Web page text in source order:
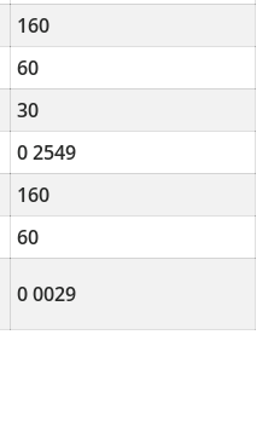
160
60
30
0 2549
160
60
0 0029